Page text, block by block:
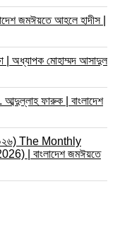
জমঈয়তে আহলে হাদীস |
| অধ্যাপক মোহাম্মদ আসাদুল
ফারুক | বাংলাদেশ
২০২৬) The Monthly
| বাংলাদেশ জমঈয়তে